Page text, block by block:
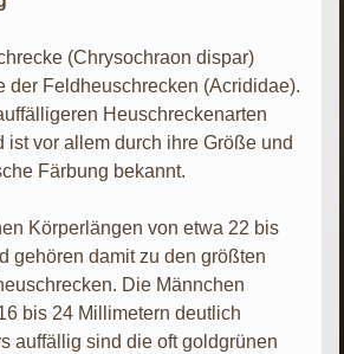
(Chrysochraon dispar)
der Feldheuschrecken (Acrididae).
Heuschreckenarten
ist vor allem durch ihre Größe und
Färbung bekannt.
Körperlängen von etwa 22 bis
gehören damit zu den größten
Die Männchen
bis 24 Millimetern deutlich
auffällig sind die oft goldgrünen